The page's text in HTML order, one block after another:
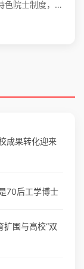
色院士制度，勇
成果转化迎来
70后工学博士
扩围与高校“双